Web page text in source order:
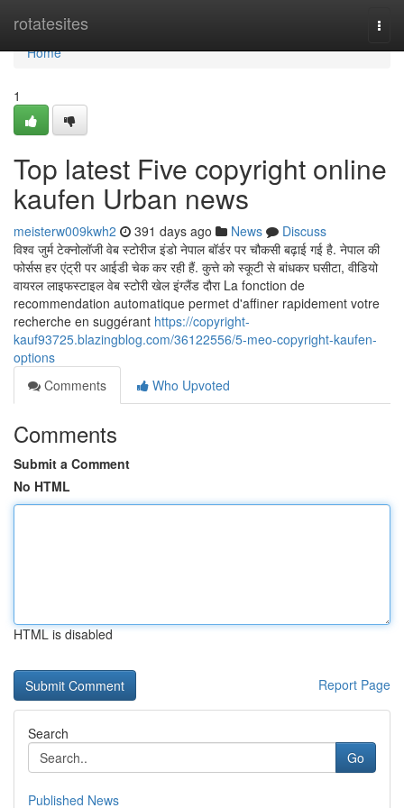
rotatesites
Home
Home
1
Top latest Five copyright online
kaufen Urban news
meisterw009kwh2 391 days ago News
Discuss
विश्व जुर्म टेक्नोलॉजी वेब स्टोरीज इंडो नेपाल बॉर्डर पर चौकसी बढ़ाई गई है. नेपाल की
फोर्सस हर एंट्री पर आईडी चेक कर रही हैं. कुत्ते को स्कूटी से बांधकर घसीटा, वीडियो
वायरल लाइफस्टाइल वेब स्टोरी खेल इंग्लैंड दौरा La fonction de
recommendation automatique permet d'affiner rapidement votre
recherche en suggérant https://copyright-
kauf93725.blazingblog.com/36122556/5-meo-copyright-kaufen-
options
Comments
Who Upvoted
Comments
Submit a Comment
No HTML
HTML is disabled
Report Page
Search
Go
Published News